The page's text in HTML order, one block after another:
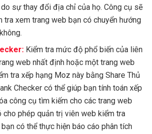
sự thay đổi địa chỉ của họ. Công cụ sẽ
tra xem trang web bạn có chuyển hướng
Kiểm tra mức độ phổ biến của liên
web nhất định hoặc một trang web
tra xếp hạng Moz này bằng Share Thủ
Checker có thể giúp bạn tính toán xếp
công cụ tìm kiếm cho các trang web
cho phép quản trị viên web kiểm tra
có thể thực hiện báo cáo phân tích